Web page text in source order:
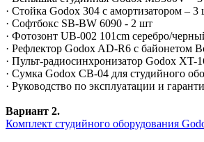
· Стойка Godox 304 с амортизатором – 3
· Софтбокс SB-BW 6090 - 2 шт
· Фотозонт UB-002 101cm серебро/
· Рефлектор Godox AD-R6 с байонетом
· Пульт-радиосинхронизатор Godox XT-
· Сумка Godox CB-04 для студийного
· Руководство по эксплуатации и
Вариант 2.
Комплект студийного оборудования